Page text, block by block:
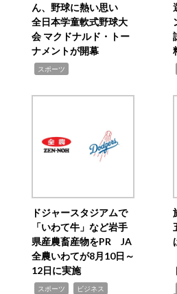
ん、野球に熱い思い
全日本学童軟式野球大
会 マクドナルド・トー
ナメントが開幕
スポーツ
ドジャースタジアムで
「いわて牛」など岩手
県産農畜産物をPR JA
全農いわてが8月10日～
12日に実施
スポーツ ビジネス